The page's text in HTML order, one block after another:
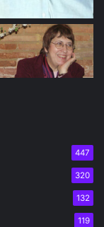
447
320
132
119